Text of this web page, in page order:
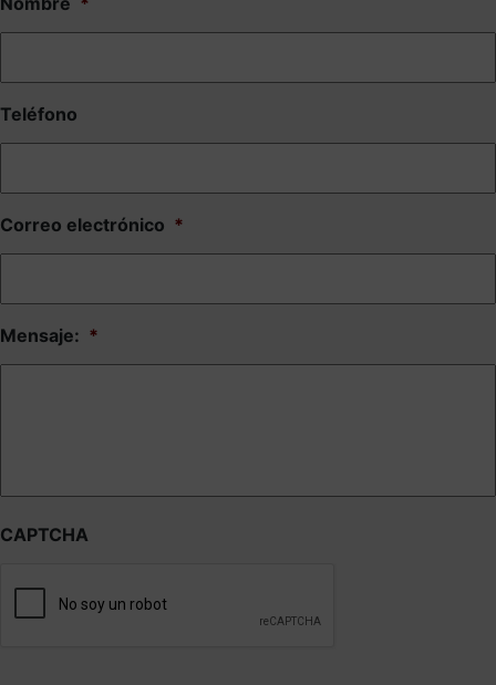
Teléfono
Correo electrónico *
Mensaje: *
CAPTCHA